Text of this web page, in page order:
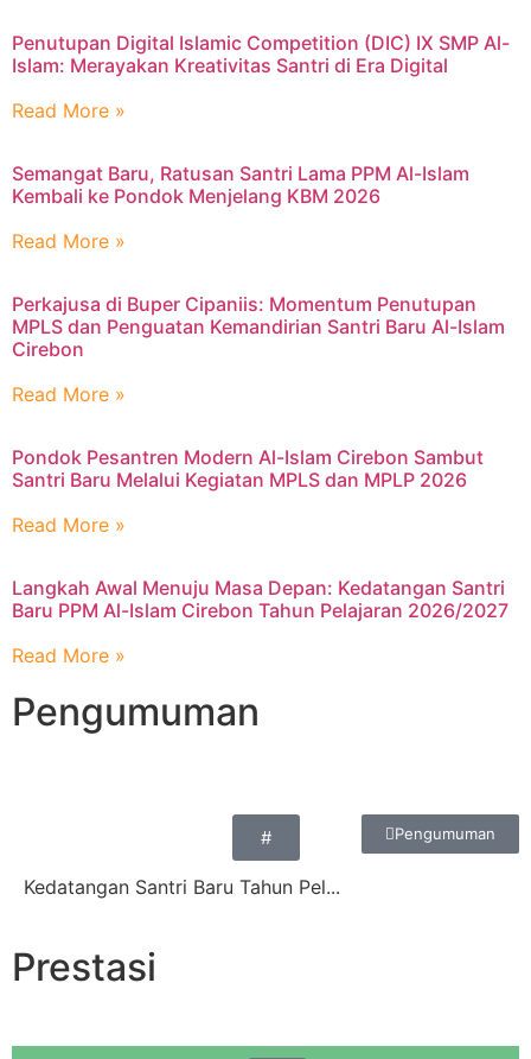
Penutupan Digital Islamic Competition (DIC) IX SMP Al-
Islam: Merayakan Kreativitas Santri di Era Digital
Read More »
Semangat Baru, Ratusan Santri Lama PPM Al-Islam
Kembali ke Pondok Menjelang KBM 2026
Read More »
Perkajusa di Buper Cipaniis: Momentum Penutupan
MPLS dan Penguatan Kemandirian Santri Baru Al-Islam
Cirebon
Read More »
Pondok Pesantren Modern Al-Islam Cirebon Sambut
Santri Baru Melalui Kegiatan MPLS dan MPLP 2026
Read More »
Langkah Awal Menuju Masa Depan: Kedatangan Santri
Baru PPM Al-Islam Cirebon Tahun Pelajaran 2026/2027
Read More »
Pengumuman
Pengumuman
#
Kedatangan Santri Baru Tahun Pel...
Prestasi